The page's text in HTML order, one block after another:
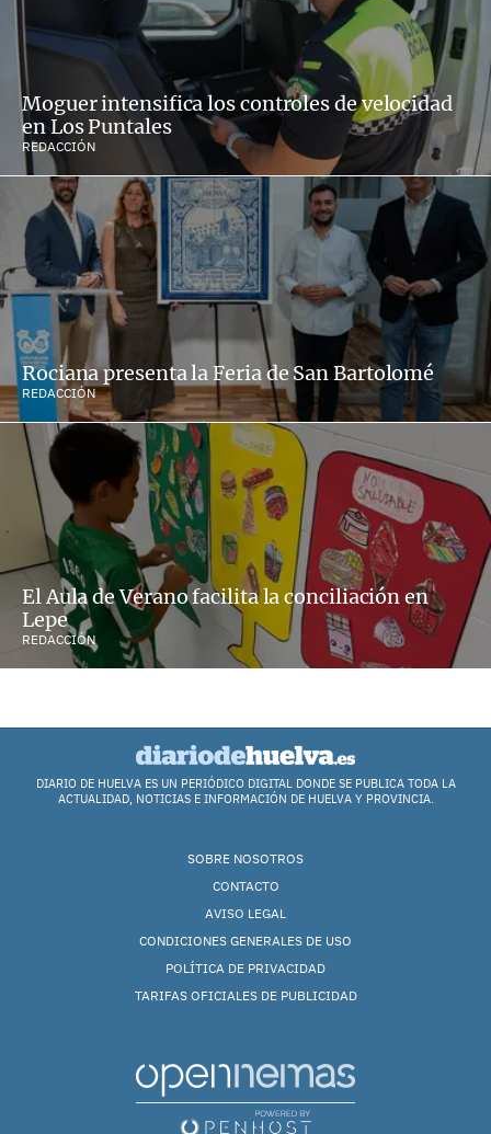
Moguer intensifica los controles de velocidad
en Los Puntales
REDACCIÓN
Rociana presenta la Feria de San Bartolomé
REDACCIÓN
El Aula de Verano facilita la conciliación en
Lepe
REDACCIÓN
DIARIO DE HUELVA ES UN PERIÓDICO DIGITAL DONDE SE PUBLICA TODA LA
ACTUALIDAD, NOTICIAS E INFORMACIÓN DE HUELVA Y PROVINCIA.
SOBRE NOSOTROS
CONTACTO
AVISO LEGAL
CONDICIONES GENERALES DE USO
POLÍTICA DE PRIVACIDAD
TARIFAS OFICIALES DE PUBLICIDAD